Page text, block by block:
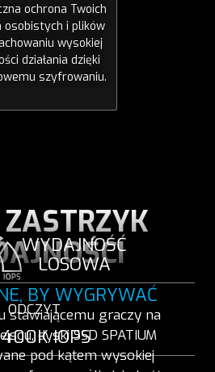
ochrona Twoich
osobistych i plików
wysokiej
działania dzięki
szyfrowaniu.
BY WYGRYWAĆ
stawiającemu graczy na
dyski SSD SPATIUM
pod kątem wysokiej
WYDAJNOŚĆ
LOSOWA
ODCZYT
IOPS